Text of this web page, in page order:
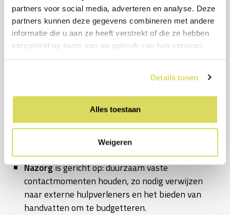
partners voor social media, adverteren en analyse. Deze
partners kunnen deze gegevens combineren met andere
informatie die u aan ze heeft verstrekt of die ze hebben
verzameld op basis van uw gebruik van hun services.
Details tonen
Alles toestaan
Weigeren
medewerkers behoort ook tot de mogelijkheden.
Signaleringbinnen je organisatie is gericht op
vaste contactmomenten met je mensen, data-
analyse (frequentie van loonbeslag, frequentie
het vergroten van de bespreekbaarheid van
regel een verwijzing naar externe hulpverleners
als een budgetcoach, ondersteun medewerkers bij
het lezen van moeilijke brieven en deel informatie
over aanbod schuldhulpverlening. Werk zo nodig
samen met de Gemeente.
Nazorgis gericht op: duurzaam vaste
contactmomenten houden, zo nodig verwijzen
naar externe hulpverleners en het bieden van
handvatten om te budgetteren.